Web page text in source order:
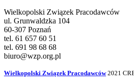
Wielkopolski Związek Pracodawców
ul. Grunwaldzka 104
60-307 Poznań
tel. 61 657 60 51
tel. 691 98 68 68
biuro@wzp.org.pl
Wielkopolski Związek Pracodawców 2021